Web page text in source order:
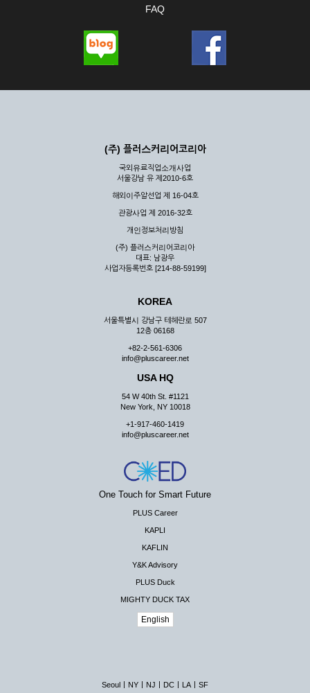
FAQ
(주) 플러스커리어코리아
국외유료직업소개사업
서울강남 유 제2010-6호
해외이주알선업 제 16-04호
관광사업 제 2016-32호
개인정보처리방침
(주) 플러스커리어코리아
대표: 남광우
사업자등록번호 [214-88-59199]
KOREA
서울특별시 강남구 테헤란로 507
12층 06168
+82-2-561-6306
info@pluscareer.net
USA HQ
54 W 40th St. #1121
New York, NY 10018
+1-917-460-1419
info@pluscareer.net
One Touch for Smart Future
PLUS Career
KAPLI
KAFLIN
Y&K Advisory
PLUS Duck
MIGHTY DUCK TAX
English
Seoul NY NJ DC LA SF